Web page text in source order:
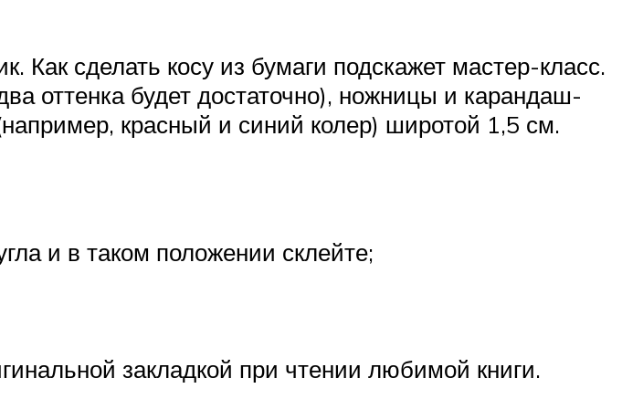
сделать косу из бумаги подскажет мастер-класс.
оттенка будет достаточно), ножницы и карандаш-
красный и синий колер) широтой 1,5 см.
и в таком положении склейте;
закладкой при чтении любимой книги.